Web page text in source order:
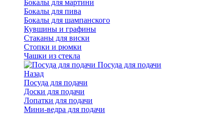
Бокалы для мартини
Бокалы для пива
Бокалы для шампанского
Кувшины и графины
Стаканы для виски
Стопки и рюмки
Чашки из стекла
Посуда для подачи
Назад
Посуда для подачи
Доски для подачи
Лопатки для подачи
Мини-ведра для подачи